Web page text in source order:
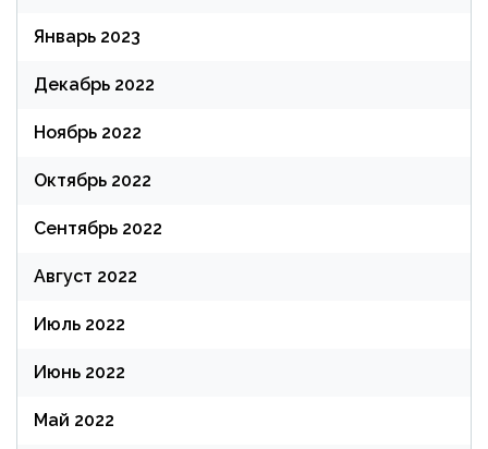
Январь 2023
Декабрь 2022
Ноябрь 2022
Октябрь 2022
Сентябрь 2022
Август 2022
Июль 2022
Июнь 2022
Май 2022